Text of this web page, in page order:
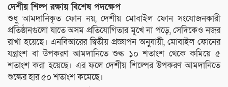
দেশীয় শিল্প রক্ষায় বিশেষ পদক্ষেপ
শুধু আমদানিকৃত ফোন নয়, দেশীয় মোবাইল ফোন সংযোজনকারী
প্রতিষ্ঠানগুলো যাতে অসম প্রতিযোগিতার মুখে না পড়ে, সেদিকেও নজর
রাখা হয়েছে। এনবিআরের দ্বিতীয় প্রজ্ঞাপন অনুযায়ী, মোবাইল ফোনের
যন্ত্রাংশ বা উপকরণ আমদানিতে শুল্ক ১০ শতাংশ থেকে কমিয়ে ৫
শতাংশ করা হয়েছে। এর ফলে দেশীয় শিল্পের উপকরণ আমদানিতে
শুল্কের হার ৫০ শতাংশ কমেছে।